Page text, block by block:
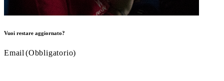
Vuoi restare aggiornato?
Email(Obbligatorio)